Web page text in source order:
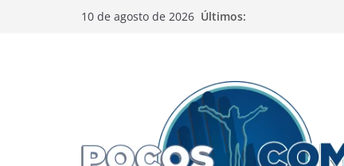
10 de agosto de 2026 Últimos: